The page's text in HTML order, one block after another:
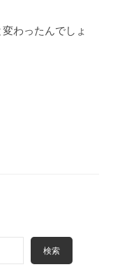
わったんでしょ
検索